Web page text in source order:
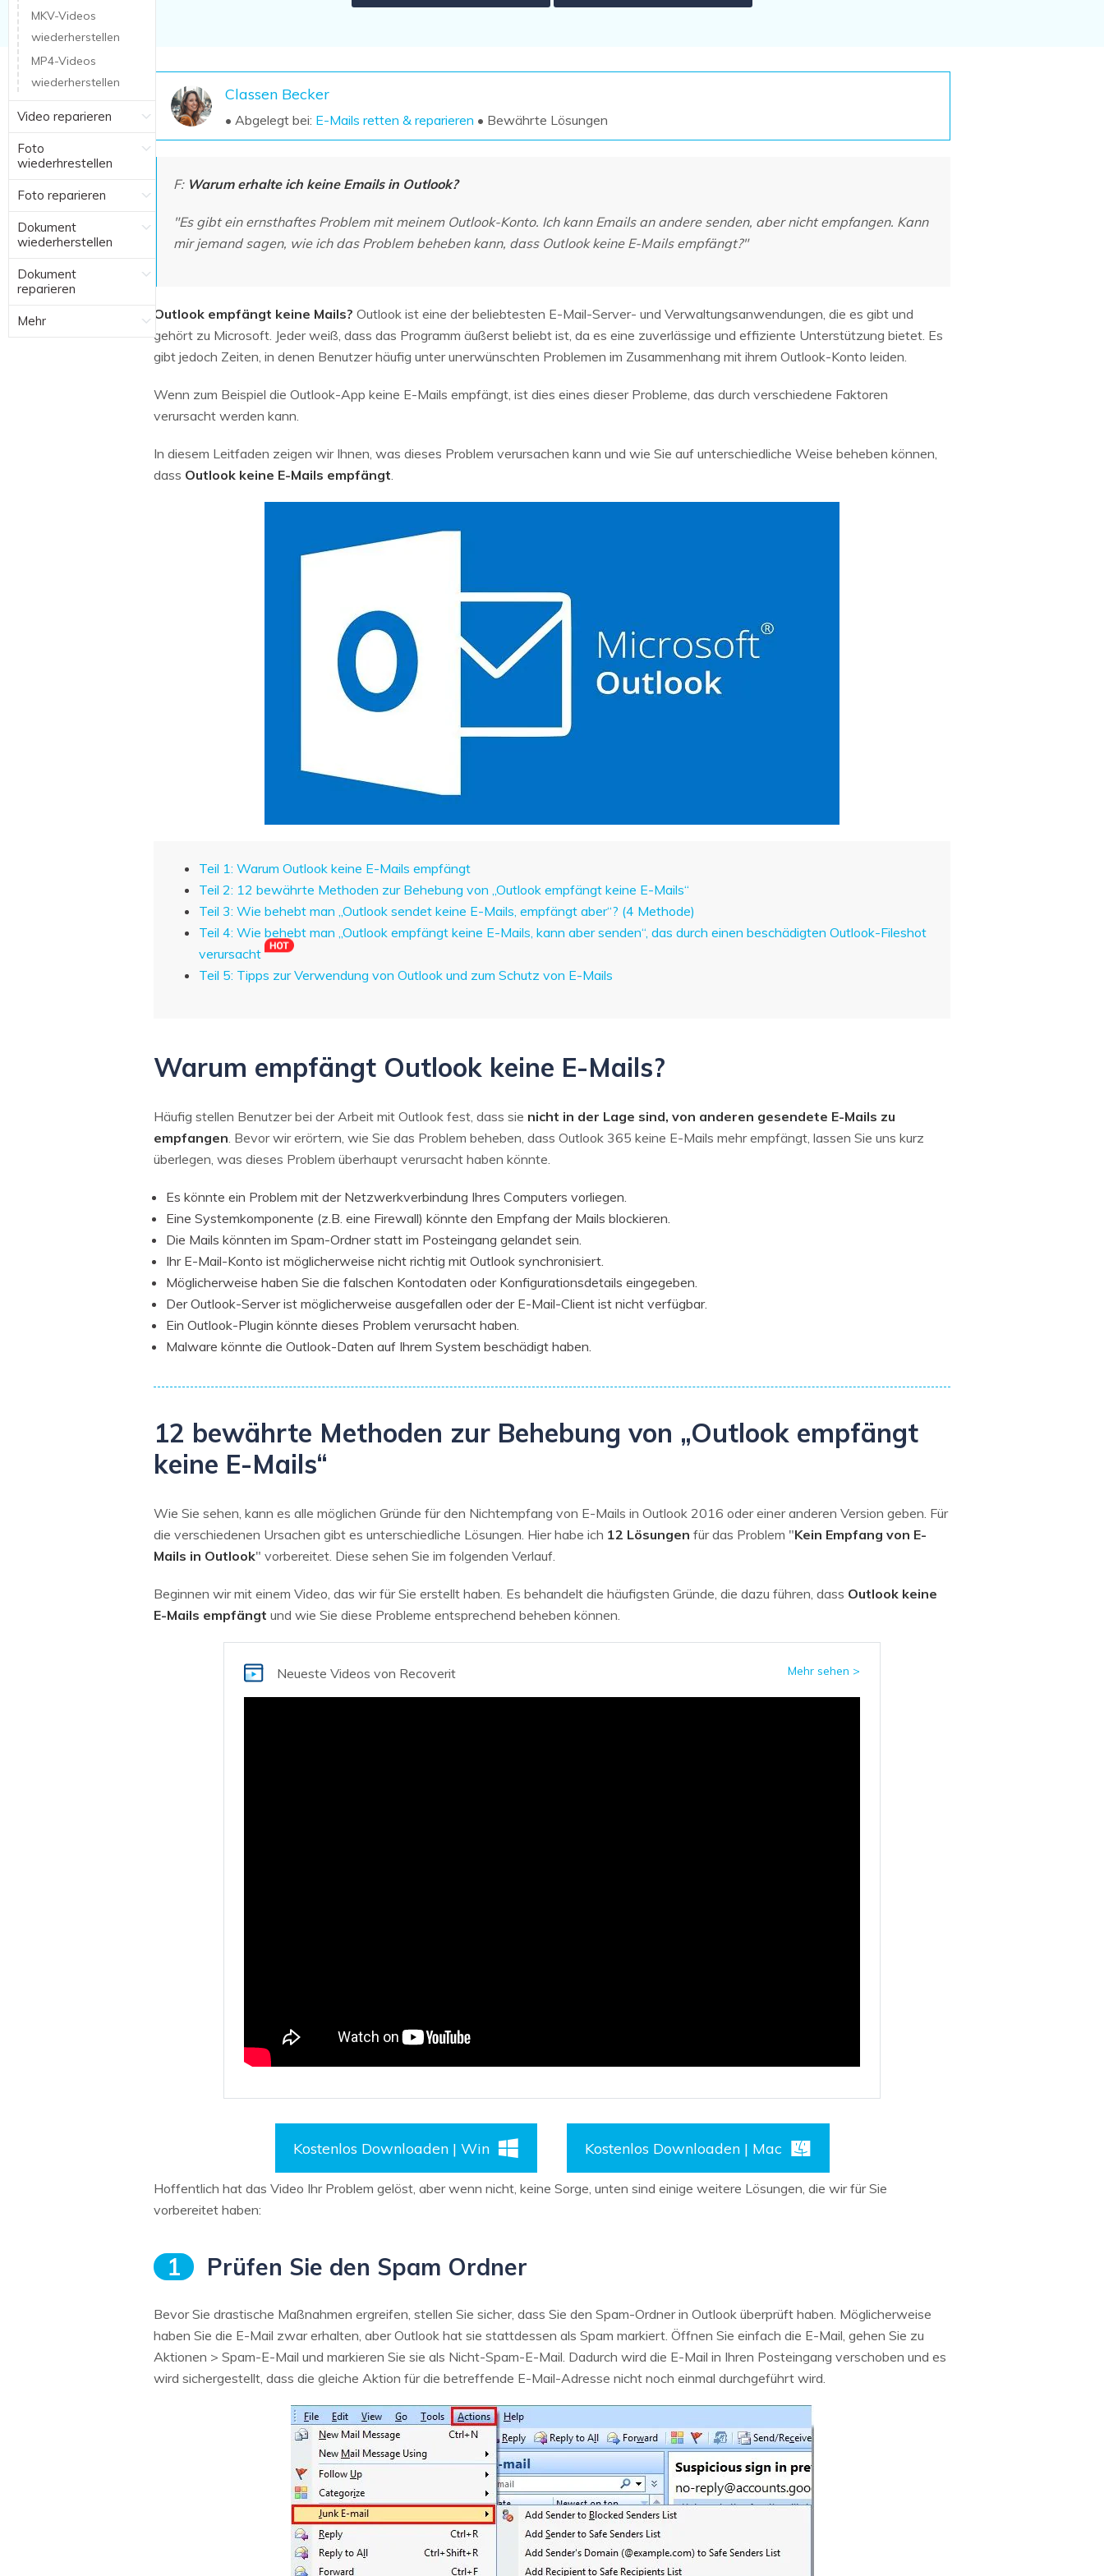
NAS-Datenrettung
Mac-Papierkorb-Wiederherstellung
WiederherstellungWiederherstellung
Classen Becker
• Abgelegt bei: E-Mails retten & reparieren • Bewährte Lösungen
F: Warum erhalte ich keine Emails in Outlook?
"Es gibt ein ernsthaftes Problem mit meinem Outlook-Konto. Ich kann Emails an andere senden, aber nicht empfangen. Kann
mir jemand sagen, wie ich das Problem beheben kann, dass Outlook keine E-Mails empfängt?"
Outlook empfängt keine Mails? Outlook ist eine der beliebtesten E-Mail-Server- und Verwaltungsanwendungen, die es gibt und
gehört zu Microsoft. Jeder weiß, dass das Programm äußerst beliebt ist, da es eine zuverlässige und effiziente Unterstützung bietet. Es
gibt jedoch Zeiten, in denen Benutzer häufig unter unerwünschten Problemen im Zusammenhang mit ihrem Outlook-Konto leiden.
Wenn zum Beispiel die Outlook-App keine E-Mails empfängt, ist dies eines dieser Probleme, das durch verschiedene Faktoren
verursacht werden kann.
In diesem Leitfaden zeigen wir Ihnen, was dieses Problem verursachen kann und wie Sie auf unterschiedliche Weise beheben können,
dass Outlook keine E-Mails empfängt.
Teil 1: Warum Outlook keine E-Mails empfängt
Teil 2: 12 bewährte Methoden zur Behebung von „Outlook empfängt keine E-Mails“
Teil 3: Wie behebt man „Outlook sendet keine E-Mails, empfängt aber“? (4 Methode)
Teil 4: Wie behebt man „Outlook empfängt keine E-Mails, kann aber senden“, das durch einen beschädigten Outlook-Fileshot
verursacht
Teil 5: Tipps zur Verwendung von Outlook und zum Schutz von E-Mails
Warum empfängt Outlook keine E-Mails?
Häufig stellen Benutzer bei der Arbeit mit Outlook fest, dass sie nicht in der Lage sind, von anderen gesendete E-Mails zu
empfangen. Bevor wir erörtern, wie Sie das Problem beheben, dass Outlook 365 keine E-Mails mehr empfängt, lassen Sie uns kurz
überlegen, was dieses Problem überhaupt verursacht haben könnte.
Es könnte ein Problem mit der Netzwerkverbindung Ihres Computers vorliegen.
Eine Systemkomponente (z.B. eine Firewall) könnte den Empfang der Mails blockieren.
Die Mails könnten im Spam-Ordner statt im Posteingang gelandet sein.
Ihr E-Mail-Konto ist möglicherweise nicht richtig mit Outlook synchronisiert.
Möglicherweise haben Sie die falschen Kontodaten oder Konfigurationsdetails eingegeben.
Der Outlook-Server ist möglicherweise ausgefallen oder der E-Mail-Client ist nicht verfügbar.
Ein Outlook-Plugin könnte dieses Problem verursacht haben.
Malware könnte die Outlook-Daten auf Ihrem System beschädigt haben.
12 bewährte Methoden zur Behebung von „Outlook empfängt
keine E-Mails“
Wie Sie sehen, kann es alle möglichen Gründe für den Nichtempfang von E-Mails in Outlook 2016 oder einer anderen Version geben. Für
die verschiedenen Ursachen gibt es unterschiedliche Lösungen. Hier habe ich 12 Lösungen für das Problem "Kein Empfang von E-
Mails in Outlook" vorbereitet. Diese sehen Sie im folgenden Verlauf.
Beginnen wir mit einem Video, das wir für Sie erstellt haben. Es behandelt die häufigsten Gründe, die dazu führen, dass Outlook keine
E-Mails empfängt und wie Sie diese Probleme entsprechend beheben können.
Neueste Videos von Recoverit Mehr sehen >
Kostenlos Downloaden | Win Kostenlos Downloaden | Mac
Hoffentlich hat das Video Ihr Problem gelöst, aber wenn nicht, keine Sorge, unten sind einige weitere Lösungen, die wir für Sie
vorbereitet haben:
1 Prüfen Sie den Spam Ordner
Bevor Sie drastische Maßnahmen ergreifen, stellen Sie sicher, dass Sie den Spam-Ordner in Outlook überprüft haben. Möglicherweise
haben Sie die E-Mail zwar erhalten, aber Outlook hat sie stattdessen als Spam markiert. Öffnen Sie einfach die E-Mail, gehen Sie zu
Aktionen > Spam-E-Mail und markieren Sie sie als Nicht-Spam-E-Mail. Dadurch wird die E-Mail in Ihren Posteingang verschoben und es
wird sichergestellt, dass die gleiche Aktion für die betreffende E-Mail-Adresse nicht noch einmal durchgeführt wird.
MKV-Videos
wiederherstellen
MP4-Videos
wiederherstellen
Video reparieren
Foto
wiederhrestellen
Foto reparieren
Dokument
wiederherstellen
Dokument
reparieren
Mehr